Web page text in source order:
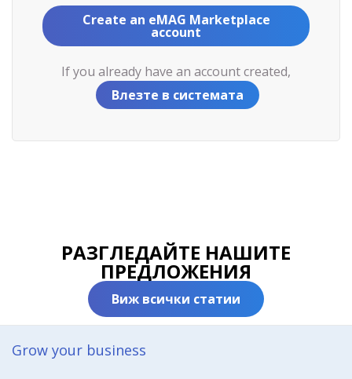
Create an eMAG Marketplace
account
If you already have an account created,
Влезте в системата
РАЗГЛЕДАЙТЕ НАШИТЕ
ПРЕДЛОЖЕНИЯ
Виж всички статии
Grow your business​